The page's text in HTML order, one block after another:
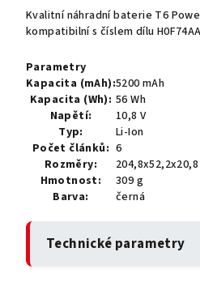
Kvalitní náhradní baterie T6
kompatibilní s číslem dílu H0F74AA
Parametry
Kapacita (mAh):5200 mAh
Kapacita (Wh): 56 Wh
Napětí:
10,8 V
Typ:
Li-Ion
Počet článků: 6
Rozměry:
Hmotnost:
309 g
Barva:
černá
Technické parametry